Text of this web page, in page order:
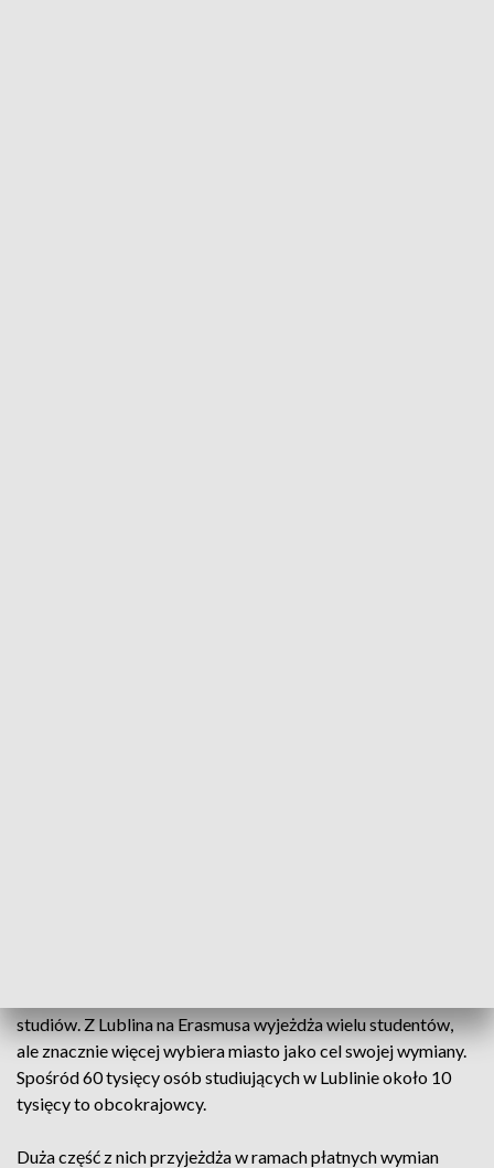
studiów. Z Lublina na Erasmusa wyjeżdża wielu studentów,
ale znacznie więcej wybiera miasto jako cel swojej wymiany.
Spośród 60 tysięcy osób studiujących w Lublinie około 10
tysięcy to obcokrajowcy.
Duża część z nich przyjeżdża w ramach płatnych wymian